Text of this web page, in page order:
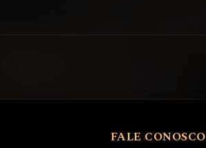
FALE CONOSCO